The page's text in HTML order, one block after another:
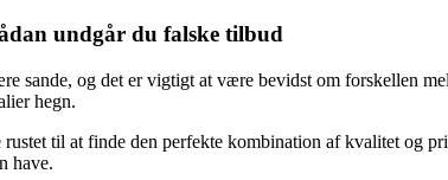
undgår du falske tilbud
sande, og det er vigtigt at være bevidst om forskellen
hegn.
til at finde den perfekte kombination af kvalitet
have.